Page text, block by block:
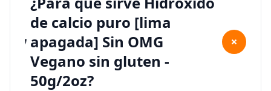
de calcio puro [lima
apagada] Sin OMG
Vegano sin gluten -
50g/2oz?
+